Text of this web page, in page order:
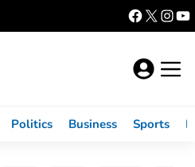
Politics Business Sports